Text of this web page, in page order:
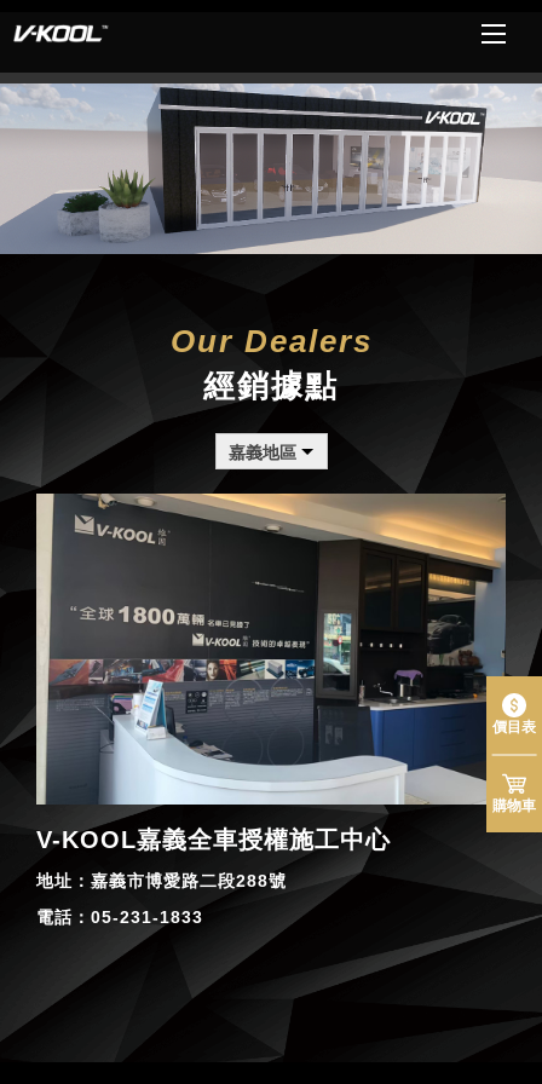
Our Dealers
經銷據點
V-KOOL嘉義全車授權施工中心
地址： 嘉義市博愛路二段288號
電話： 05-231-1833
價目表
購物車